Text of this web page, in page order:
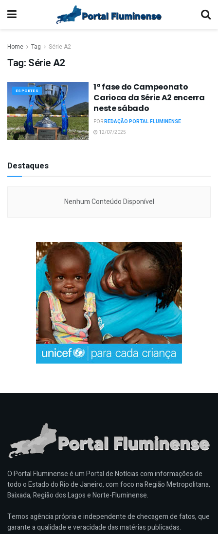
Home Tag Série A2
Tag: Série A2
ESPORTES
1ª fase do Campeonato
Carioca da Série A2 encerra
neste sábado
PORREDAÇÃO PORTAL FLUMINENSE
12/07/2025
Destaques
Nenhum Conteúdo Disponível
O Portal Fluminense é um Portal de Notícias com informações de
todo o Estado do Rio de Janeiro, com foco na Região Metropolitana,
Baixada, Região dos Lagos e Norte-Fluminense.
Temos agência própria e independente de checagem de fatos, que
garante a qualidade e veracidade das matérias publicadas.